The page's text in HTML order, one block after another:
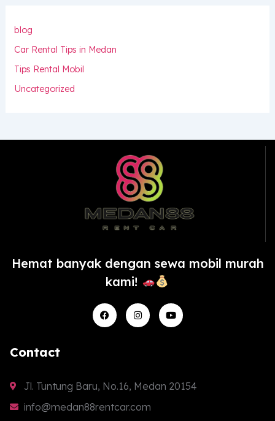
blog
Car Rental Tips in Medan
Tips Rental Mobil
Uncategorized
Hemat banyak dengan sewa mobil murah
kami!
F
a
c
I
n
s
m
Y
o
u
Contact
Jl. Tuntung Baru, No.16, Medan 20154
info@medan88rentcar.com